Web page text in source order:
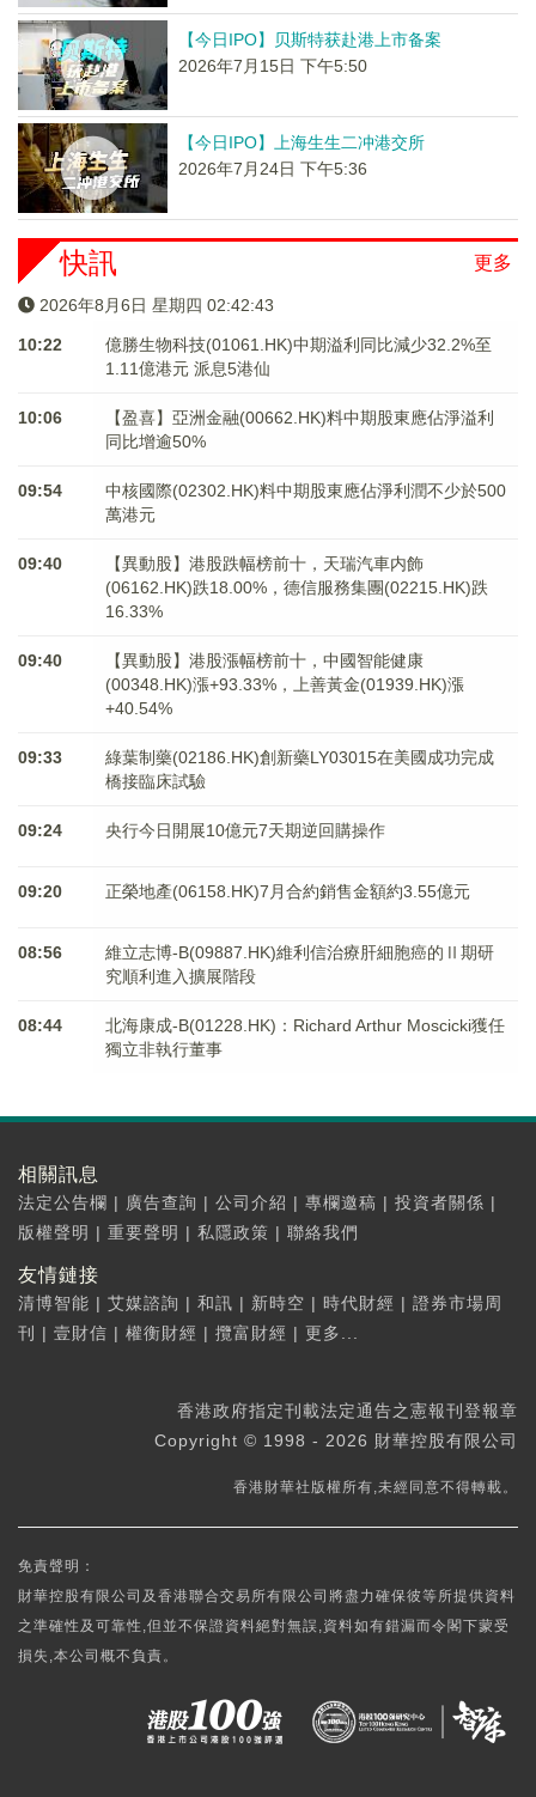
【今日IPO】贝斯特获赴港上市备案
2026年7月15日 下午5:50
【今日IPO】上海生生二冲港交所
2026年7月24日 下午5:36
更多
快訊
2026年8月6日 星期四 02:42:44
10:22
億勝生物科技(01061.HK)中期溢利同比減少32.2%至
1.11億港元 派息5港仙
10:06
【盈喜】亞洲金融(00662.HK)料中期股東應佔淨溢利
同比增逾50%
09:54
中核國際(02302.HK)料中期股東應佔淨利潤不少於500
萬港元
09:40
【異動股】港股跌幅榜前十，天瑞汽車内飾
(06162.HK)跌18.00%，德信服務集團(02215.HK)跌
16.33%
09:40
【異動股】港股漲幅榜前十，中國智能健康
(00348.HK)漲+93.33%，上善黃金(01939.HK)漲
+40.54%
09:33
綠葉制藥(02186.HK)創新藥LY03015在美國成功完成
橋接臨床試驗
09:24 央行今日開展10億元7天期逆回購操作
09:20 正榮地產(06158.HK)7月合約銷售金額約3.55億元
08:56
維立志博-B(09887.HK)維利信治療肝細胞癌的Ⅱ期研
究順利進入擴展階段
08:44
北海康成-B(01228.HK)：Richard Arthur Moscicki獲任
獨立非執行董事
相關訊息
法定公告欄 | 廣告查詢 | 公司介紹 | 專欄邀稿 | 投資者關係 |
版權聲明 | 重要聲明 | 私隱政策 | 聯絡我們
友情鏈接
清博智能 | 艾媒諮詢 | 和訊 | 新時空 | 時代財經 | 證券市場周
刊
| 壹財信 | 權衡財經 | 攬富財經 | 更多...
香港政府指定刊載法定通告之憲報刊登報章
Copyright © 1998 - 2026 財華控股有限公司
香港財華社版權所有,未經同意不得轉載。
免責聲明：
財華控股有限公司及香港聯合交易所有限公司將盡力確保彼等所提供資料
之準確性及可靠性,但並不保證資料絕對無誤,資料如有錯漏而令閣下蒙受
損失,本公司概不負責。